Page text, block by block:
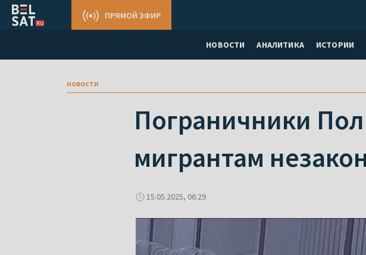
НОВОСТИ АНАЛИТИКА ИСТОРИИ
ПРЯМОЙ ЭФИР
новости
Пограничники
мигрантам
15.05.2025, 06:29